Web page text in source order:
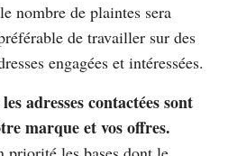
nombre de plaintes sera
de travailler sur des
engagées et intéressées.
adresses contactées sont
marque et vos offres.